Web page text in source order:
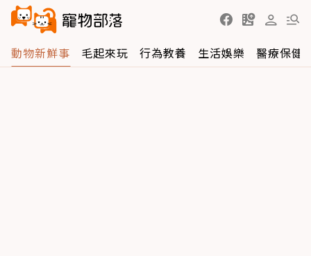
動物新鮮事 毛起來玩 行為教養 生活娛樂 醫療保健